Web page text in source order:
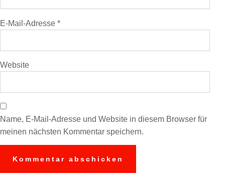
E-Mail-Adresse *
Website
Name, E-Mail-Adresse und Website in diesem Browser für
meinen nächsten Kommentar speichern.